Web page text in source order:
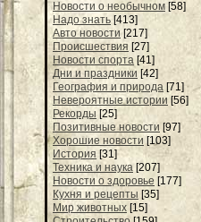
Новости о необычном [58]
Надо знать [413]
Авто новости [217]
Происшествия [27]
Новости спорта [41]
Дни и праздники [42]
География и природа [71]
Невероятные истории [56]
Рекорды [25]
Позитивные новости [97]
Хорошие новости [103]
История [31]
Техника и наука [207]
Новости о здоровье [177]
Кухня и рецепты [35]
Мир животных [15]